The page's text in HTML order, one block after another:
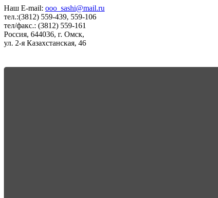
Наш E-mail: ooo_sashi@mail.ru
тел.:(3812) 559-439, 559-106
тел/факс.: (3812) 559-161
Россия, 644036, г. Омск,
ул. 2-я Казахстанская, 46